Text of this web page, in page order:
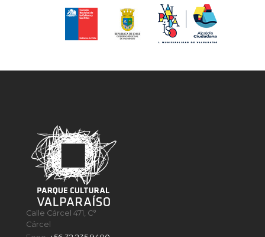
Calle Cárcel 471, C°
Cárcel